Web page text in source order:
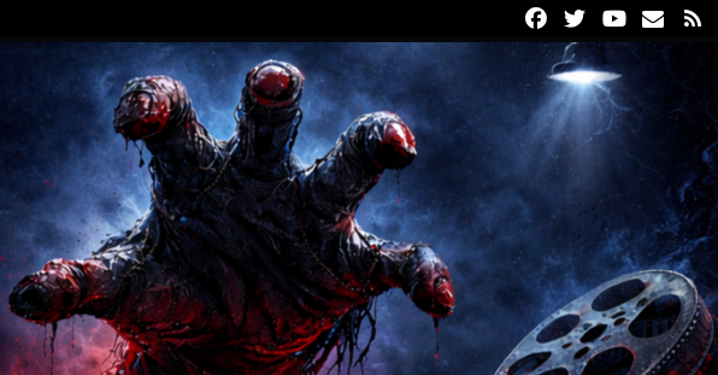
FacebookTwitterYoutube
Email